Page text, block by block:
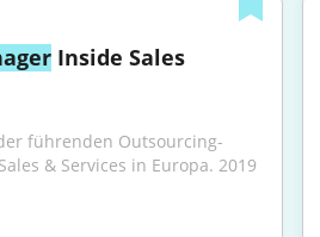
Inside Sales
führenden Outsourcing-
& Services in Europa. 2019